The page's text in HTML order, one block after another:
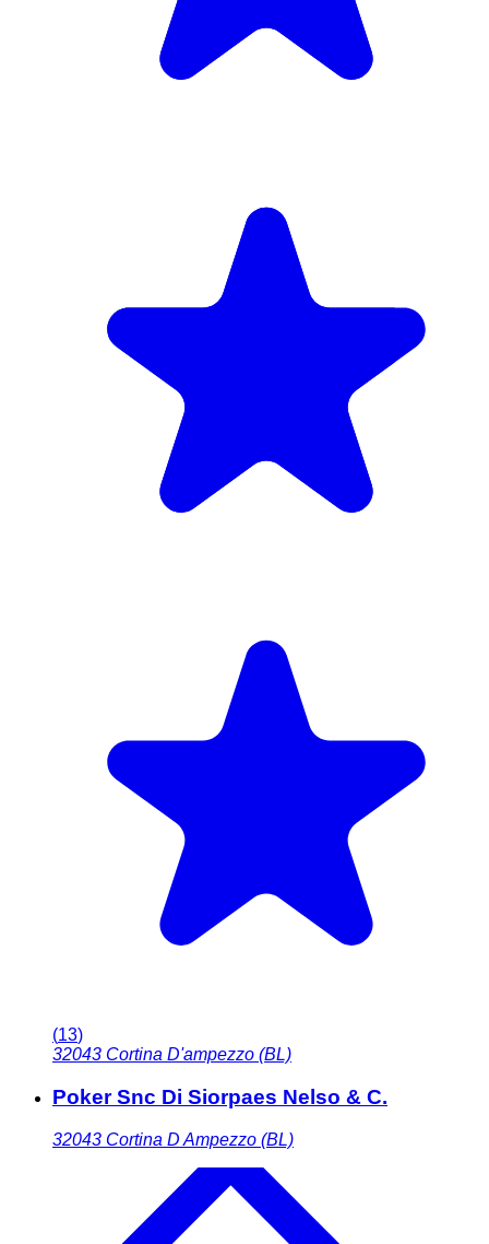
(13)
32043 Cortina D'ampezzo (BL)
Poker Snc Di Siorpaes Nelso & C.
32043 Cortina D Ampezzo (BL)